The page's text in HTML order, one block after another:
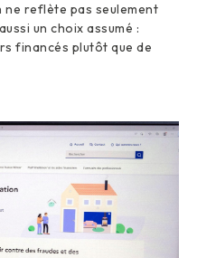
ne reflète pas seulement
un choix assumé :
financés plutôt que de